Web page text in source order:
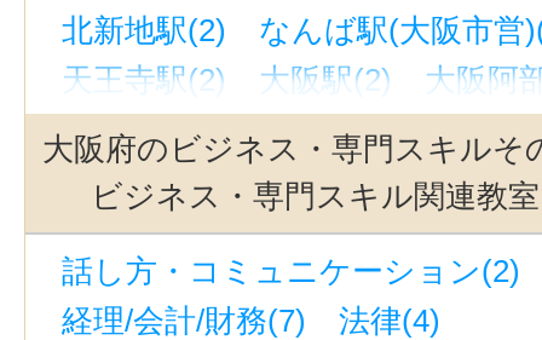
北新地駅(2)
なんば駅(大阪市営
天王寺駅(2)
大阪駅(2)
大阪阿
中津駅(阪急)（大阪）(1)
難波駅
ＪＲ難波駅(1)
本町駅(1) 西梅
大阪府のビジネス・専門スキルそ
ビジネス・専門スキル関連教
話し方・コミュニケーション(2)
経理/会計/財務(7)
法律(4)